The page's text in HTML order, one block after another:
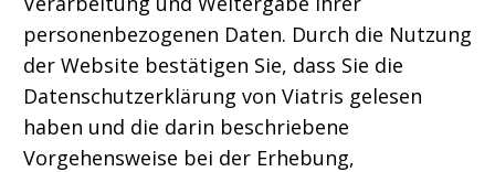
personenbezogenen Daten. Durch die Nutzung
der Website bestätigen Sie, dass Sie die
Datenschutzerklärung von Viatris gelesen
haben und die darin beschriebene
Vorgehensweise bei der Erhebung,